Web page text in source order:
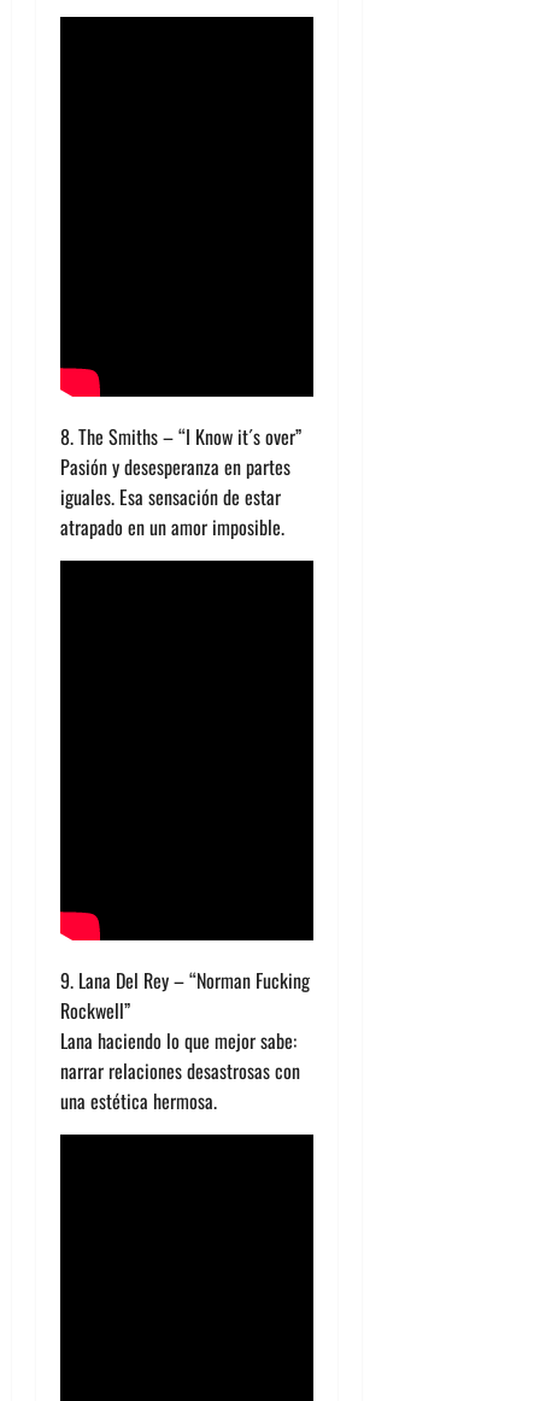
8. The Smiths – “I Know it´s over”
Pasión y desesperanza en partes
iguales. Esa sensación de estar
atrapado en un amor imposible.
9. Lana Del Rey – “Norman Fucking
Rockwell”
Lana haciendo lo que mejor sabe:
narrar relaciones desastrosas con
una estética hermosa.